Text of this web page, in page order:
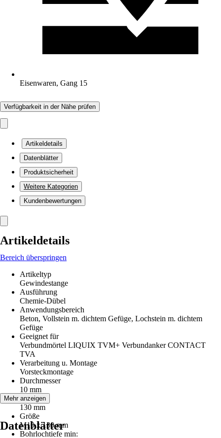
Eisenwaren, Gang 15
Verfügbarkeit in der Nähe prüfen
Artikeldetails
Datenblätter
Produktsicherheit
Weitere Kategorien
Kundenbewertungen
Artikeldetails
Bereich überspringen
Artikeltyp
Gewindestange
Ausführung
Chemie-Dübel
Anwendungsbereich
Beton, Vollstein m. dichtem Gefüge, Lochstein m. dichtem
Gefüge
Geeignet für
Verbundmörtel LIQUIX TVM+ Verbundanker CONTACT
TVA
Verarbeitung u. Montage
Vorsteckmontage
Durchmesser
10 mm
Länge
130 mm
Größe
M10 x 130 mm
Bohrlochtiefe min:
Mehr anzeigen
Datenblätter